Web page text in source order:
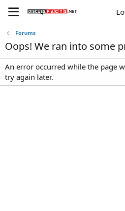
Forums
Oops! We ran into some
An error occurred while the page
try again later.